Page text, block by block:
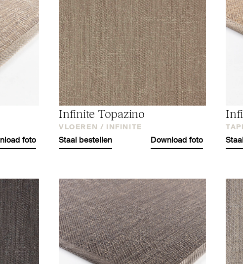
foto
Infinite Topazino
VLOEREN / INFINITE
Staal bestellen Download foto